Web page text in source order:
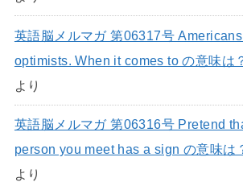
英語脳メルマガ 第06317号
optimists. When it comes to の意味は
より
英語脳メルマガ 第06316号 Pretend
person you meet has a sign の意味は
より